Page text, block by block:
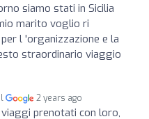
siamo stati in Sicilia
marito voglio ri
l 'organizzazione e la
straordinario viaggio
2 years ago
viaggi prenotati con loro,